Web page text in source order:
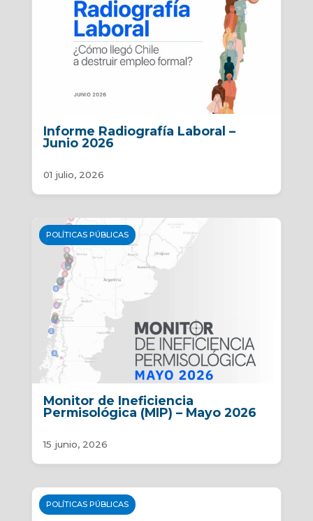
Informe Radiografía Laboral –
Junio 2026
01 julio, 2026
POLÍTICAS PÚBLICAS
Monitor de Ineficiencia
Permisológica (MIP) – Mayo 2026
15 junio, 2026
POLÍTICAS PÚBLICAS